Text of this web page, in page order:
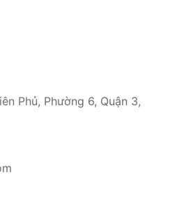
Phủ, Phường 6, Quận 3,